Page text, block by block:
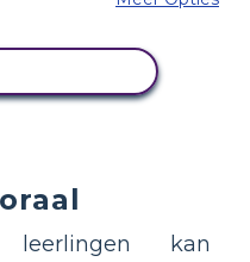
leerlingen kan